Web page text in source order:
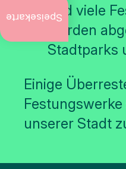
zu tun
Jährliche
Veranstaltungen
Kunst
und
Kultur
Stadtführungen
Natur
Speisekarteund viele
wurden
Stadtparks
Einige
unserer Stadt